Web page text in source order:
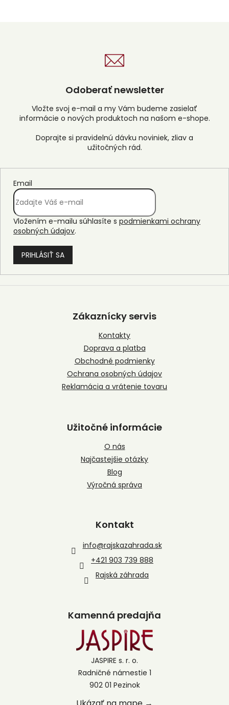
Odoberať newsletter
Vložte svoj e-mail a my Vám budeme zasielať
informácie o nových produktoch na našom e-shope.
Email
Vložením e-mailu súhlasíte s podmienkami ochrany
osobných údajov.
PRIHLÁSIŤ SA
Z
Zákaznícky servis
Kontakty
Doprava a platba
Obchodné podmienky
Ochrana osobných údajov
Reklamácia a vrátenie tovaru
Užitočné informácie
O nás
Najčastejšie otázky
Blog
Výročná správa
Kontakt
info@rajskazahrada.sk
+421 903 739 888
Rajská záhrada
Kamenná predajňa
JASPIRE s. r. o.
Radničné námestie 1
902 01 Pezinok